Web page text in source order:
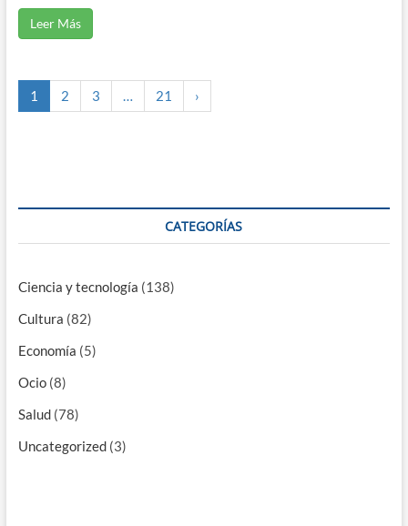
Leer Más
1 2 3 … 21 ›
CATEGORÍAS
Ciencia y tecnología (138)
Cultura (82)
Economía (5)
Ocio(8)
Salud(78)
Uncategorized(3)